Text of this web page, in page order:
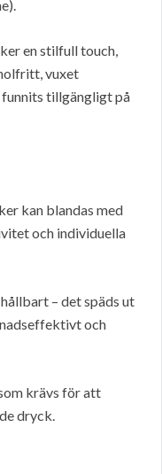
en stilfull touch,
vuxet
tillgängligt på
kan blandas med
och individuella
– det späds ut
och
krävs för att
dryck.